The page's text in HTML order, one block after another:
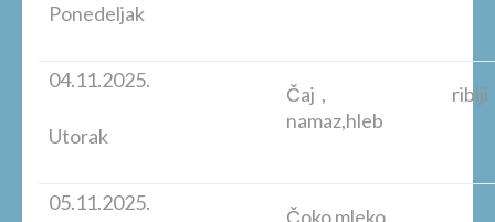
Ponedeljak
04.11.2025.
Utorak
Čaj , riblji
namaz,hleb
05.11.2025.
Čoko mleko,